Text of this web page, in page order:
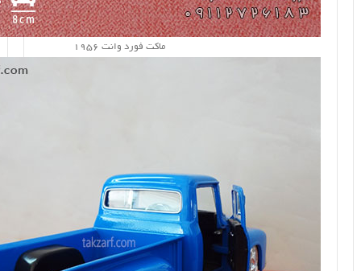
ماکت فورد وانت 1956